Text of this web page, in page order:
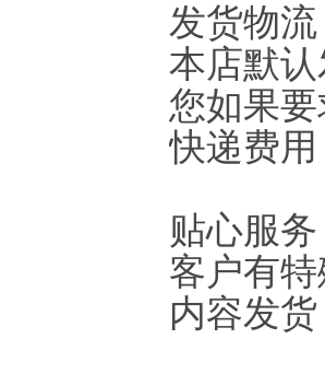
发货物流
本店默
您如果
快递费用
贴心服务
客户有
内容发货